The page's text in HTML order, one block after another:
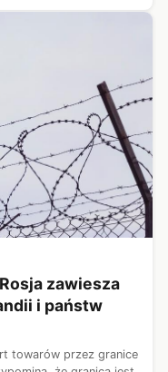
zawiesza
i państw
towarów przez granice